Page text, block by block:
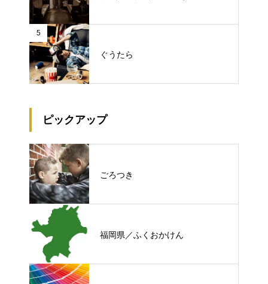
5
ぐうたら
ピックアップ
ごろつき
福岡県／ふくおかけん